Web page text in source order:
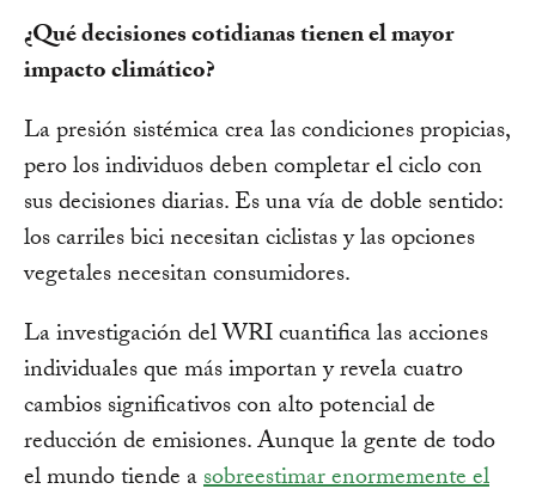
¿Qué decisiones cotidianas tienen el mayor
impacto climático?
La presión sistémica crea las condiciones propicias,
pero los individuos deben completar el ciclo con
sus decisiones diarias. Es una vía de doble sentido:
los carriles bici necesitan ciclistas y las opciones
vegetales necesitan consumidores.
La investigación del WRI cuantifica las acciones
individuales que más importan y revela cuatro
cambios significativos con alto potencial de
reducción de emisiones. Aunque la gente de todo
el mundo tiende asobreestimar enormemente el